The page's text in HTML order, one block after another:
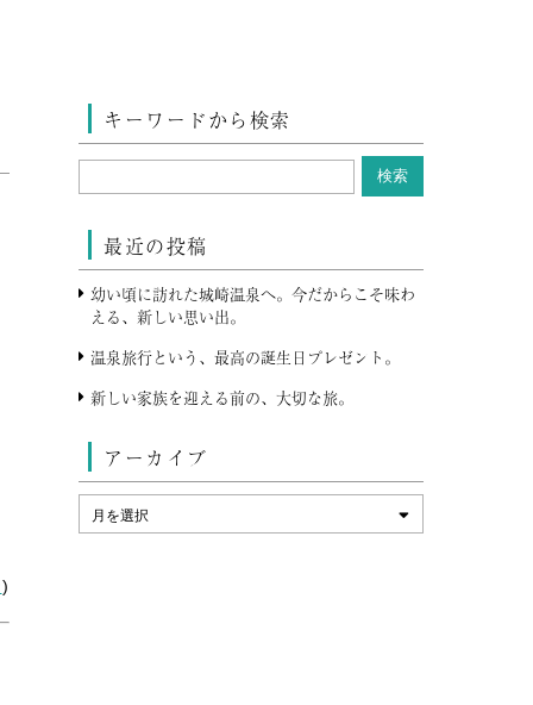
)
キーワードから検索
最近の投稿
幼い頃に訪れた城崎温泉へ。今だからこそ味わ
える、新しい思い出。
温泉旅行という、最高の誕生日プレゼント。
新しい家族を迎える前の、大切な旅。
アーカイブ